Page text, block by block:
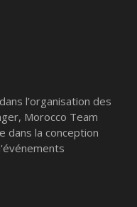
l’organisation des
Morocco Team
dans la conception